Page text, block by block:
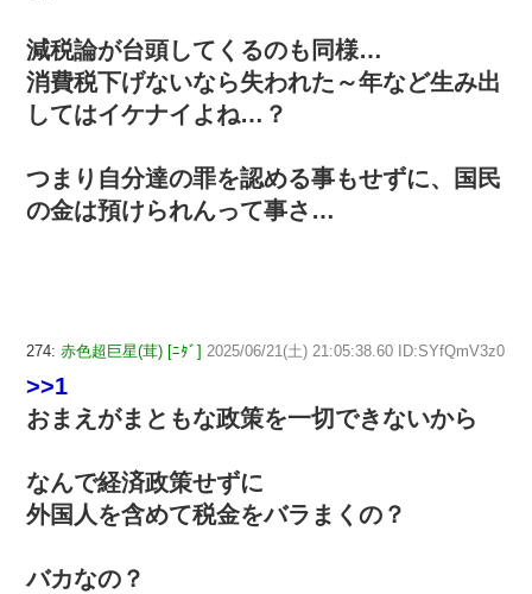
減税論が台頭してくるのも同様…
消費税下げないなら失われた～年など生み出
してはイケナイよね…？
つまり自分達の罪を認める事もせずに、国民
の金は預けられんって事さ…
274: 赤色超巨星(茸) [ﾆﾀﾞ] 2025/06/21(土) 21:05:38.60 ID:SYfQmV3z0
>>1
おまえがまともな政策を一切できないから
なんで経済政策せずに
外国人を含めて税金をバラまくの？
バカなの？